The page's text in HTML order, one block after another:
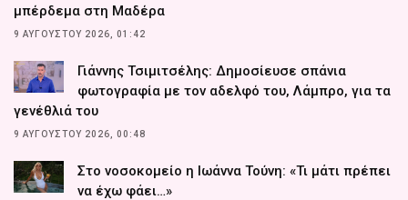
μπέρδεμα στη Μαδέρα
9 ΑΥΓΟΎΣΤΟΥ 2026, 01:42
Γιάννης Τσιμιτσέλης: Δημοσίευσε σπάνια
φωτογραφία με τον αδελφό του, Λάμπρο, για τα
γενέθλιά του
9 ΑΥΓΟΎΣΤΟΥ 2026, 00:48
Στο νοσοκομείο η Ιωάννα Τούνη: «Τι μάτι πρέπει
να έχω φάει…»